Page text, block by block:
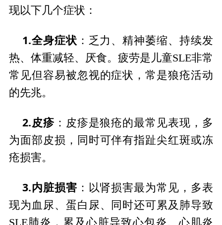
现以下几个症状：
1.全身症状 ：乏力、精神萎缩、持续发
热、体重减轻、厌食。疲劳是儿童SLE非常
常见但容易被忽视的症状，常是狼疮活动
的先兆。
2.皮疹：皮疹是狼疮的最常见表现，多
为面部皮损，同时可伴有指趾尖红斑或冻
疮损害。
3.内脏损害 ：以肾损害最为常见，多表
现为血尿、蛋白尿、同时还可累及肺导致
SLE肺炎，累及心脏导致心包炎、心肌炎